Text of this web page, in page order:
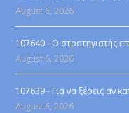
August 6, 2026
107640 - Ο στρατηγιστής
August 6, 2026
107639 - Για να ξέρεις αν
August 6, 2026